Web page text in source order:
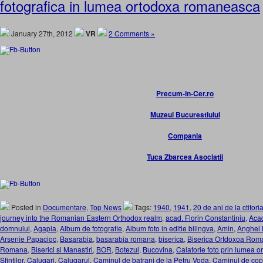
fotografica in lumea ortodoxa romaneasca
January 27th, 2012 VR 2 Comments »
Precum-in-Cer.ro
Muzeul Bucurestiului
Compania
Tuca Zbarcea Asociatii
Posted in Documentare, Top News Tags: 1940, 1941, 20 de ani de la
journey into the Romanian Eastern Orthodox realm, acad. Florin Constantiniu,
domnului, Agapia, Album de fotografie, Album foto in editie bilingva, Amin, Anghel
Arsenie Papacioc, Basarabia, basarabia romana, biserica, Biserica Ortdoxoa
Romana, Biserici si Manastiri, BOR, Botezul, Bucovina, Calatorie foto prin lumea
Sfintilor, Calugari, Calugarul, Caminul de batrani de la Petru Voda, Caminul de